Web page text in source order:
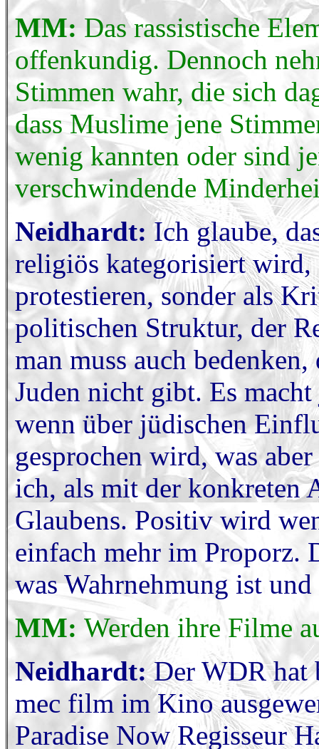
MM: Das rassistische
offenkundig. Dennoch
Stimmen wahr, die sich
dass Muslime jene
wenig kannten oder sind
verschwindende
Neidhardt:Ich glaube,
religiös kategorisiert wird,
protestieren, sonder als
politischen Struktur, der
man muss auch
Juden nicht gibt. Es
wenn über jüdischen
gesprochen wird, was
ich, als mit der konkreten
Glaubens. Positiv wird
einfach mehr im Proporz.
was Wahrnehmung ist
MM: Werden ihre Filme
Neidhardt:Der WDR hat
mec film im Kino
Paradise Now Regisseur